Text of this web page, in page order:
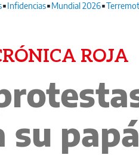
Infidencias Mundial 2026
ROJA
su